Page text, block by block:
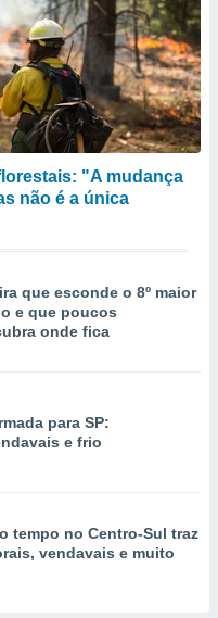
"A mudança
não é a única
que esconde o 8º maior
e que poucos
onde fica
para SP:
e frio
tempo no Centro-Sul traz
vendavais e muito